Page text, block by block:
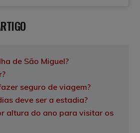
de São Miguel?
seguro de viagem?
deve ser a estadia?
altura do ano para visitar os